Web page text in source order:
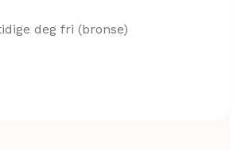
deg fri (bronse)